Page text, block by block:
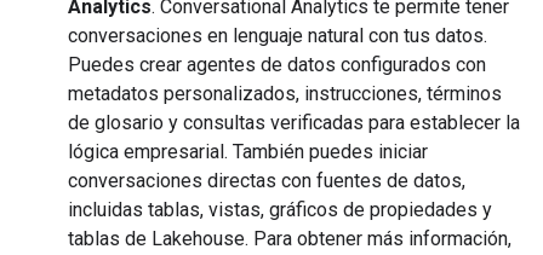
Analytics. Conversational Analytics te permite tener
conversaciones en lenguaje natural con tus datos.
Puedes crear agentes de datos configurados con
metadatos personalizados, instrucciones, términos
de glosario y consultas verificadas para establecer la
lógica empresarial. También puedes iniciar
conversaciones directas con fuentes de datos,
incluidas tablas, vistas, gráficos de propiedades y
tablas de Lakehouse. Para obtener más información,